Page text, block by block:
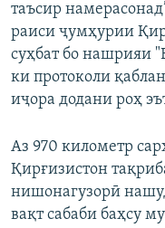
таъсир
раиси ҷумҳурии
суҳбат бо нашрияи
ки протоколи
иҷора додани роҳ
Аз 970 километр
Қирғизистон
нишонагузорӣ
вақт сабаби баҳсу